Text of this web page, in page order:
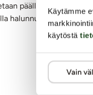
Käytämme
käytöstä
Vain
päälle joustavilla,
halunnut kokeilla!